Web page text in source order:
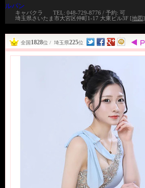
ルパン
キャバクラ
TEL: 048-729-8776 / 予約: 可
埼玉県さいたま市大宮区仲町1-17 大東ビル3F [地図]
全国 1828位 / 埼玉県225位